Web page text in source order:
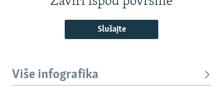
Slušajte
Više infografika